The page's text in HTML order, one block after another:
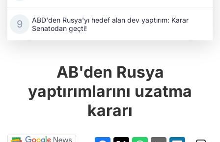
ABD'den Rusya'yı hedef alan dev yaptırım: Karar
Senatodan geçti!
AB'den Rusya
yaptırımlarını uzatma
kararı